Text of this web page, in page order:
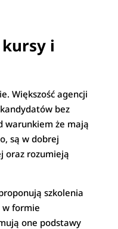
i
Większość agencji
bez
warunkiem że mają
są w dobrej
oraz rozumieją
szkolenia
w formie
one podstawy